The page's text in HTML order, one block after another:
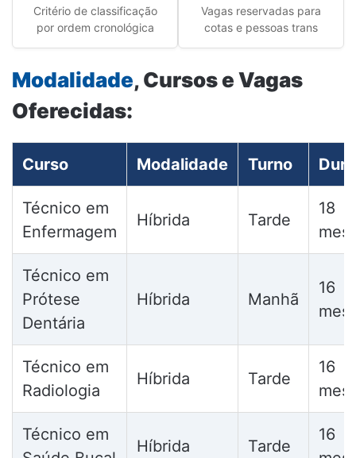
Critério de classificação
por ordem cronológica
Vagas reservadas para
cotas e pessoas trans
Modalidade, Cursos e Vagas
Oferecidas:
Curso Modalidade Turno
Técnico em
Enfermagem
Híbrida Tarde
18
Técnico em
Prótese
Dentária
Híbrida Manhã
16
Técnico em
Radiologia
Híbrida Tarde
16
Técnico em
Híbrida Tarde
16